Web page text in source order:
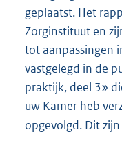
geplaatst. Het
Zorginstituut en
tot aanpassingen
vastgelegd in de
praktijk, deel 3»
uw Kamer heb
opgevolgd. Dit